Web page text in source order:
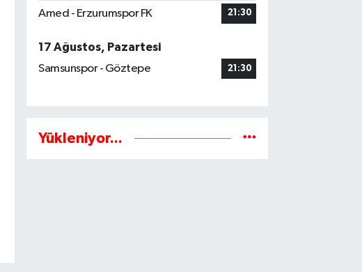
Amed - Erzurumspor FK 21:30
17 Ağustos, Pazartesi
Samsunspor - Göztepe
21:30
Yükleniyor...